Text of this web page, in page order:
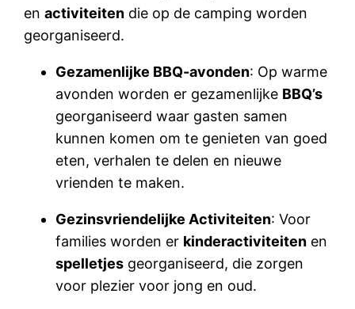
enactiviteiten die op de camping worden
georganiseerd.
Gezamenlijke BBQ-avonden: Op warme
avonden worden er gezamenlijke BBQ’s
georganiseerd waar gasten samen
kunnen komen om te genieten van goed
eten, verhalen te delen en nieuwe
vrienden te maken.
Gezinsvriendelijke Activiteiten: Voor
families worden er kinderactiviteiten en
spelletjes georganiseerd, die zorgen
voor plezier voor jong en oud.